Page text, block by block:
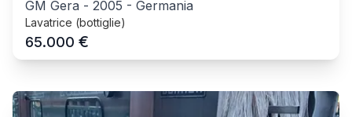
GM Gera - 2005 - Germania
Lavatrice (bottiglie)
65.000 €